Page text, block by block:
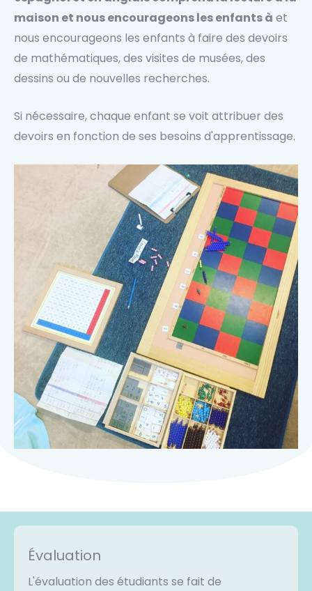
maison et nous encourageons les enfants à et
nous encourageons les enfants à faire des devoirs
de mathématiques, des visites de musées, des
dessins ou de nouvelles recherches.
Si nécessaire, chaque enfant se voit attribuer des
devoirs en fonction de ses besoins d'apprentissage.
Évaluation
L'évaluation des étudiants se fait de